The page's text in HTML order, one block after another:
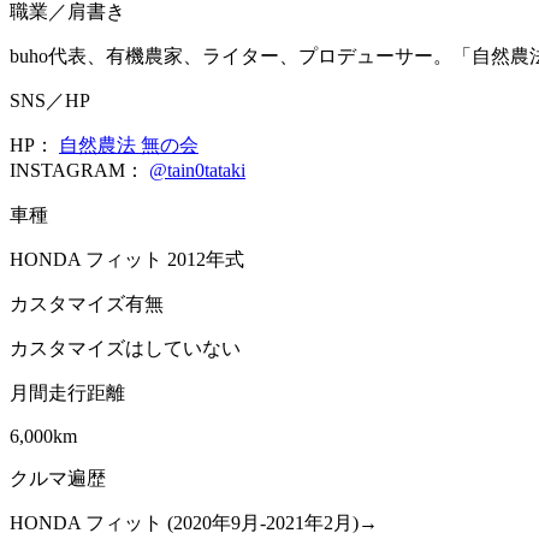
職業／肩書き
buho代表、有機農家、ライター、プロデューサー。「自然農
SNS／HP
HP：
自然農法 無の会
INSTAGRAM： @tain0tataki
車種
HONDA フィット 2012年式
カスタマイズ有無
カスタマイズはしていない
月間走行距離
6,000km
クルマ遍歴
HONDA フィット (2020年9月-2021年2月)→